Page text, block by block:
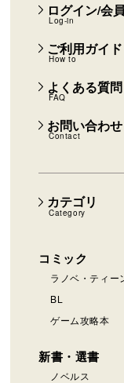
カテゴリ
Category
コミック
ラノベ・ティー
BL
ゲーム攻略本
新書・選書
ノベルス
ログイン/会
Log-in
ご利用ガイド
How to
よくある質問
FAQ
お問い合わせ
Contact